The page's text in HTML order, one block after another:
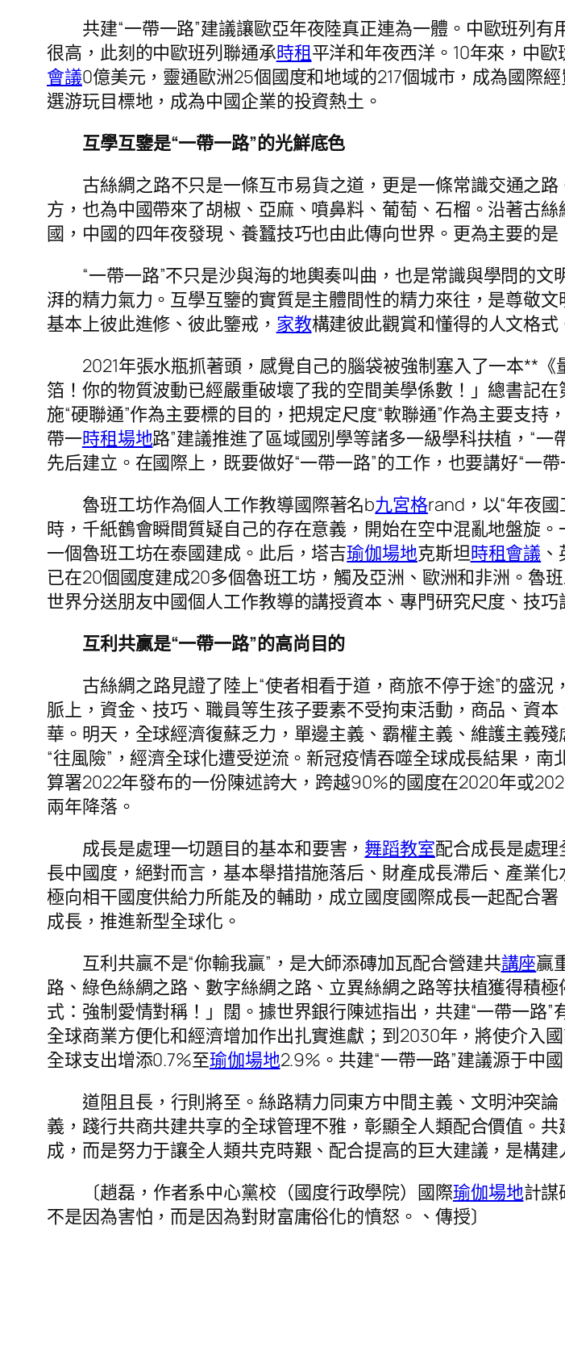
共建“一帶一路”建議讓歐亞年夜陸真正連為一體。中歐班列
很高，此刻的中歐班列聯通承時租平洋和年夜西洋。10年來，中
會議0億美元，靈通歐洲25個國度和地域的217個城市，成為國際
選游玩目標地，成為中國企業的投資熱土。
互學互鑒是“一帶一路”的光鮮底色
古絲綢之路不只是一條互市易貨之道，更是一條常識交通之
方，也為中國帶來了胡椒、亞麻、噴鼻料、葡萄、石榴。沿著古
國，中國的四年夜發現、養蠶技巧也由此傳向世界。更為主要的
“一帶一路”不只是沙與海的地輿奏叫曲，也是常識與學問的
湃的精力氣力。互學互鑒的實質是主體間性的精力來往，是尊敬
基本上彼此進修、彼此鑒戒， 家教構建彼此觀賞和懂得的人文格式
2021年張水瓶抓著頭，感覺自己的腦袋被強制塞入了一本**
箔！你的物質波動已經嚴重破壞了我的空間美學係數！」總書記在
施“硬聯通”作為主要標的目的，把規定尺度“軟聯通”作為主要支
帶一時租場地路”建議推進了區域國別學等諸多一級學科扶植，“
先后建立。在國際上，既要做好“一帶一路”的工作，也要講好“一
魯班工坊作為個人工作教導國際著名b九宮格rand，以“年夜
時，千紙鶴會瞬間質疑自己的存在意義，開始在空中混亂地盤旋
一個魯班工坊在泰國建成。此后，塔吉瑜伽場地克斯坦時租會議
已在20個國度建成20多個魯班工坊，觸及亞洲、歐洲和非洲。魯
世界分送朋友中國個人工作教導的講授資本、專門研究尺度、技巧
互利共贏是“一帶一路”的高尚目的
古絲綢之路見證了陸上“使者相看于道，商旅不停于途”的盛
脈上，資金、技巧、職員等生孩子要素不受拘束活動，商品、資
華。明天，全球經濟復蘇乏力，單邊主義、霸權主義、維護主義
“往風險”，經濟全球化遭受逆流。新冠疫情吞噬全球成長結果，
算署2022年發布的一份陳述誇大，跨越90%的國度在2020年或
兩年降落。
成長是處理一切題目的基本和要害， 舞蹈教室配合成長是處
長中國度，絕對而言，基本舉措措施落后、財產成長滯后、產業化
極向相干國度供給力所能及的輔助，成立國度國際成長一起配合
成長，推進新型全球化。
互利共贏不是“你輸我贏”，是大師添磚加瓦配合營建共講座贏
路、綠色絲綢之路、數字絲綢之路、立異絲綢之路等扶植獲得積
式：強制愛情對稱！」闊。據世界銀行陳述指出，共建“一帶一路
全球商業方便化和經濟增加作出扎實進獻；到2030年，將使介入
全球支出增添0.7%至瑜伽場地2.9%。共建“一帶一路”建議源于中
道阻且長，行則將至。絲路精力同東方中間主義、文明沖突
義，踐行共商共建共享的全球管理不雅，彰顯全人類配合價值。
成，而是努力于讓全人類共克時艱、配合提高的巨大建議，是構建
〔趙磊， 作者系中心黨校（國度行政學院）國際瑜伽場地計謀
不是因為害怕，而是因為對財富庸俗化的憤怒。、傳授〕